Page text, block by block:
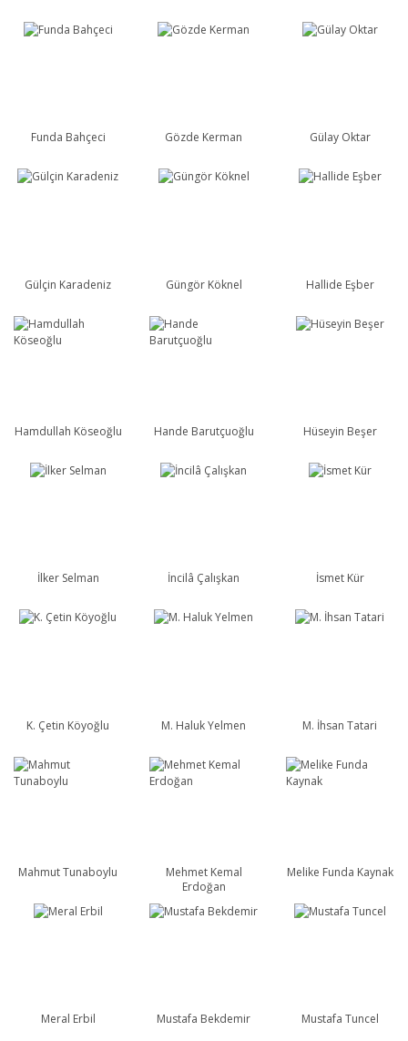
Funda Bahçeci Gözde Kerman Gülay Oktar
Gülçin Karadeniz Güngör Köknel Hallide Eşber
Hamdullah Köseoğlu Hande Barutçuoğlu Hüseyin Beşer
İlker Selman İncilâ Çalışkan İsmet Kür
K. Çetin Köyoğlu M. Haluk Yelmen M. İhsan Tatari
Mahmut Tunaboylu
Mehmet Kemal
Erdoğan
Melike Funda Kaynak
Meral Erbil Mustafa Bekdemir Mustafa Tuncel